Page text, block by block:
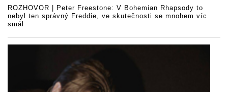
ROZHOVOR | Peter Freestone: V Bohemian Rhapsody to
nebyl ten správný Freddie, ve skutečnosti se mnohem víc
smál